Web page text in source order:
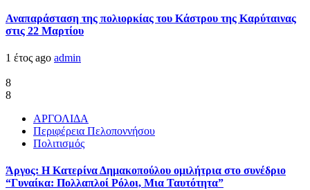
Αναπαράσταση της πολιορκίας του Κάστρου της Καρύταινας
στις 22 Μαρτίου
1 έτος ago admin
8
8
ΑΡΓΟΛΙΔΑ
Περιφέρεια Πελοποννήσου
Πολιτισμός
Άργος: Η Κατερίνα Δημακοπούλου ομιλήτρια στο συνέδριο
“Γυναίκα: Πολλαπλοί Ρόλοι, Μια Ταυτότητα”